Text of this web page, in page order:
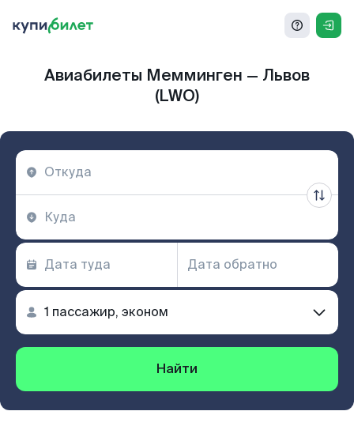
Авиабилеты Мемминген — Львов
(LWO)
Найти